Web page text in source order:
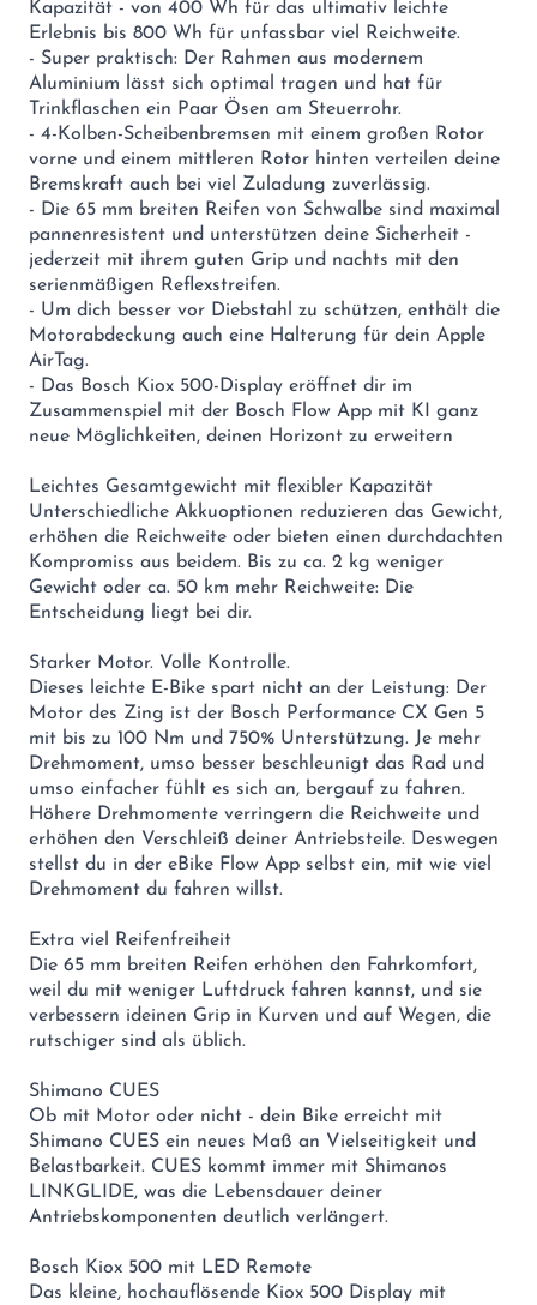
Kapazität - von 400 Wh für das ultimativ leichte
Erlebnis bis 800 Wh für unfassbar viel Reichweite.
- Super praktisch: Der Rahmen aus modernem
Aluminium lässt sich optimal tragen und hat für
Trinkflaschen ein Paar Ösen am Steuerrohr.
- 4-Kolben-Scheibenbremsen mit einem großen Rotor
vorne und einem mittleren Rotor hinten verteilen deine
Bremskraft auch bei viel Zuladung zuverlässig.
- Die 65 mm breiten Reifen von Schwalbe sind maximal
pannenresistent und unterstützen deine Sicherheit -
jederzeit mit ihrem guten Grip und nachts mit den
serienmäßigen Reflexstreifen.
- Um dich besser vor Diebstahl zu schützen, enthält die
Motorabdeckung auch eine Halterung für dein Apple
AirTag.
- Das Bosch Kiox 500-Display eröffnet dir im
Zusammenspiel mit der Bosch Flow App mit KI ganz
neue Möglichkeiten, deinen Horizont zu erweitern
Leichtes Gesamtgewicht mit flexibler Kapazität
Unterschiedliche Akkuoptionen reduzieren das Gewicht,
erhöhen die Reichweite oder bieten einen durchdachten
Kompromiss aus beidem. Bis zu ca. 2 kg weniger
Gewicht oder ca. 50 km mehr Reichweite: Die
Entscheidung liegt bei dir.
Starker Motor. Volle Kontrolle.
Dieses leichte E-Bike spart nicht an der Leistung: Der
Motor des Zing ist der Bosch Performance CX Gen 5
mit bis zu 100 Nm und 750% Unterstützung. Je mehr
Drehmoment, umso besser beschleunigt das Rad und
umso einfacher fühlt es sich an, bergauf zu fahren.
Höhere Drehmomente verringern die Reichweite und
erhöhen den Verschleiß deiner Antriebsteile. Deswegen
stellst du in der eBike Flow App selbst ein, mit wie viel
Drehmoment du fahren willst.
Extra viel Reifenfreiheit
Die 65 mm breiten Reifen erhöhen den Fahrkomfort,
weil du mit weniger Luftdruck fahren kannst, und sie
verbessern ideinen Grip in Kurven und auf Wegen, die
rutschiger sind als üblich.
Shimano CUES
Ob mit Motor oder nicht - dein Bike erreicht mit
Shimano CUES ein neues Maß an Vielseitigkeit und
Belastbarkeit. CUES kommt immer mit Shimanos
LINKGLIDE, was die Lebensdauer deiner
Antriebskomponenten deutlich verlängert.
Bosch Kiox 500 mit LED Remote
Das kleine, hochauflösende Kiox 500 Display mit